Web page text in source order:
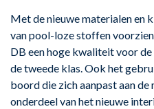
Met de nieuwe materialen en
van pool-loze stoffen
DB een hoge kwaliteit voor
de tweede klas. Ook het
boord die zich aanpast aan de
onderdeel van het nieuwe